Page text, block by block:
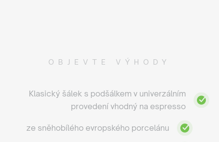
OBJEVTE VÝHODY
Klasický šálek s podšálkem v univerzálním
provedení vhodný na espresso
ze sněhobílého evropského porcelánu